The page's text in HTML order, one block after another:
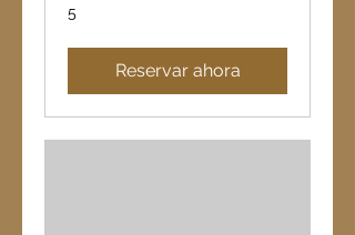
5
Reservar ahora